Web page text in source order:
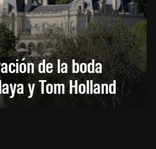
de la boda
y Tom Holland